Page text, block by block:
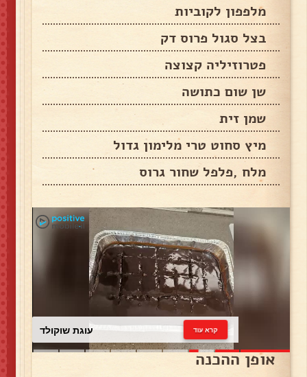
מלפפון לקוביות
בצל סגול פרוס דק
פטרוזיליה קצוצה
שן שום כתושה
שמן זית
מיץ סחוט טרי מלימון גדול
מלח ,פלפל שחור גרוס
עוגת שוקולד קרא עוד
אופן ההכנה